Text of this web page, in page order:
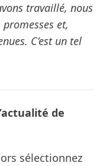
travaillé, nous
et,
C’est un tel
de
sélectionnez